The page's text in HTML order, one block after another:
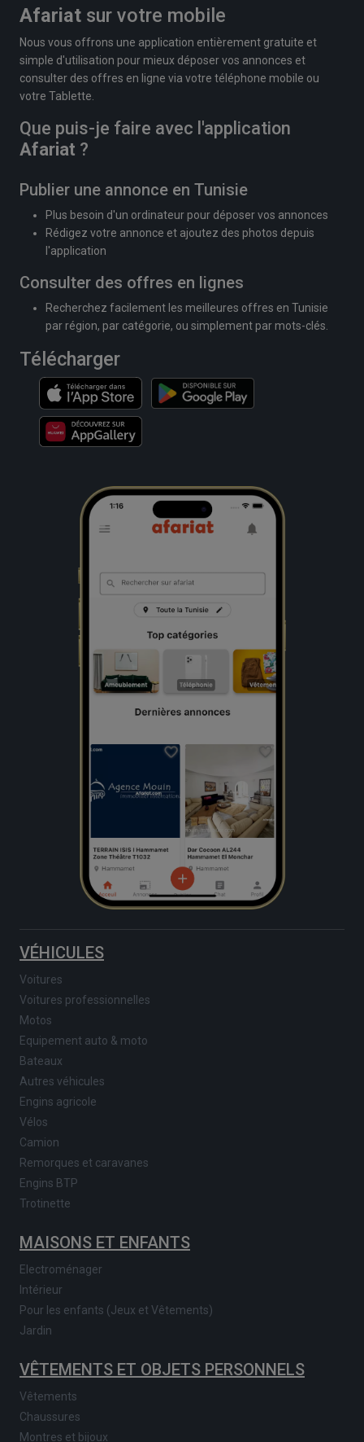
Afariat sur votre mobile
Nous vous offrons une application entièrement gratuite et
simple d'utilisation pour mieux déposer vos annonces et
consulter des offres en ligne via votre téléphone mobile ou
votre Tablette.
Que puis-je faire avec l'application
Afariat ?
Publier une annonce en Tunisie
Plus besoin d'un ordinateur pour déposer vos annonces
Rédigez votre annonce et ajoutez des photos depuis
l'application
Consulter des offres en lignes
Recherchez facilement les meilleures offres en Tunisie
par région, par catégorie, ou simplement par mots-clés.
Télécharger
VÉHICULES
Voitures
Voitures professionnelles
Motos
Equipement auto & moto
Bateaux
Autres véhicules
Engins agricole
Vélos
Camion
Remorques et caravanes
Engins BTP
Trotinette
MAISONS ET ENFANTS
Electroménager
Intérieur
Pour les enfants (Jeux et Vêtements)
Jardin
VÊTEMENTS ET OBJETS PERSONNELS
Vêtements
Chaussures
Montres et bijoux